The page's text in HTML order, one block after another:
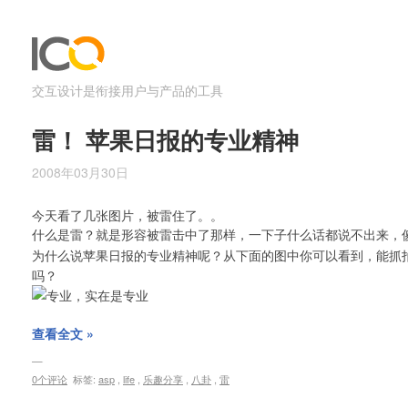
交互设计是衔接用户与产品的工具
雷！ 苹果日报的专业精神
2008年03月30日
今天看了几张图片，被雷住了。。
什么是雷？就是形容被雷击中了那样，一下子什么话都说不出来，
为什么说苹果日报的专业精神呢？从下面的图中你可以看到，能
吗？
查看全文 »
0个评论 标签: asp life 乐趣分享 八卦 雷